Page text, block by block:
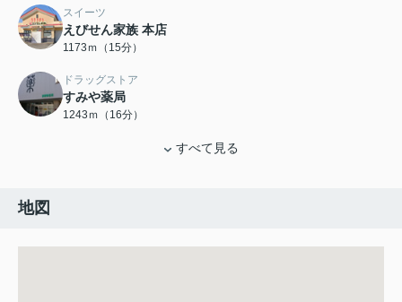
スイーツ
えびせん家族 本店
1173ｍ（15分）
ドラッグストア
すみや薬局
1243ｍ（16分）
すべて見る
地図